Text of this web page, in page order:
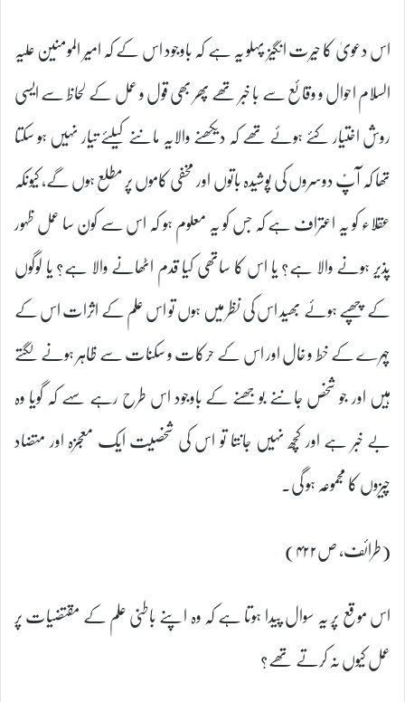
اس دعویٰ کا حیرت انگیز پہلو یہ ہے کہ باوجود اس کے کہ امیر المومنین علیہ
السلام احوال و وقائع سے با خبر تھے پھر بھی قول و عمل کے لحاظ سے ایسی
روش اختیار کئے ہوئے تھے کہ دیکھنے والایہ ماننے کیلئے تیار نہیں ہو سکتا
تھا کہ آپؑ دوسروں کی پوشیدہ باتوں اور مخفی کاموں پر مطلع ہوں گے، کیونکہ
عقلاء کو یہ اعتراف ہے کہ جس کو یہ معلوم ہو کہ اس سے کون سا عمل ظہور
پذیر ہونے والا ہے؟ یا اس کا ساتھی کیا قدم اٹھانے والا ہے؟ یا لوگوں
کے چھپے ہوئے بھید اس کی نظر میں ہوں تو اس علم کے اثرات اس کے
چہرے کے خط و خال اور اس کے حرکات و سکنات سے ظاہر ہونے لگتے
ہیں اور جو شخص جاننے بوجھنے کے باوجود اس طرح رہے سہے کہ گویا وہ
بے خبر ہے اور کچھ نہیں جانتا تو اس کی شخصیت ایک معجزہ اور متضاد
چیزوں کا مجموعہ ہو گی۔
(طرائف، ص۴۲۲)
اس موقع پر یہ سوال پیدا ہوتا ہے کہ وہ اپنے باطنی علم کے مقتضیات پر
عمل کیوں نہ کرتے تھے؟